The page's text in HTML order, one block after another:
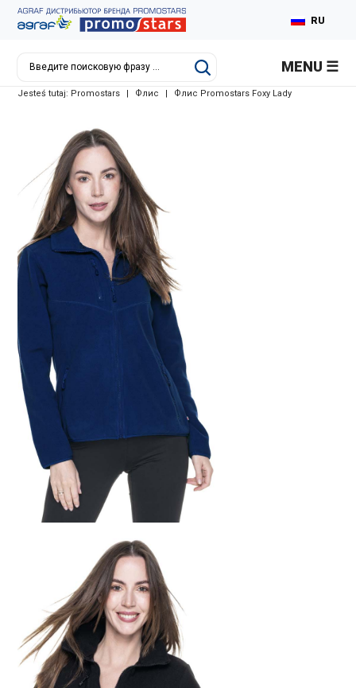
EN
RU
MENU
Jesteś tutaj: Promostars | Флис | Флис Promostars Foxy Lady